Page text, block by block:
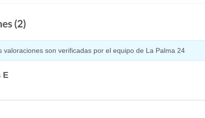
(2)
valoraciones son verificadas por el equipo de La Palma 24
E